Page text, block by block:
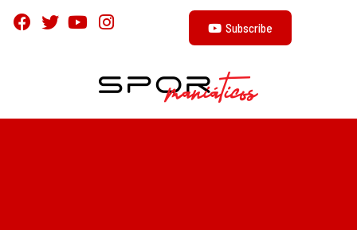
Subscribe